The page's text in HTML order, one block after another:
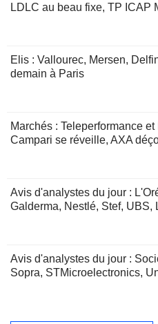
LDLC au beau fixe, TP ICAP
Elis : Vallourec, Mersen,
demain à Paris
Marchés : Teleperformance
Campari se réveille, AXA
Avis d'analystes du jour :
Galderma, Nestlé, Stef,
Avis d'analystes du jour :
Sopra, STMicroelectronics,